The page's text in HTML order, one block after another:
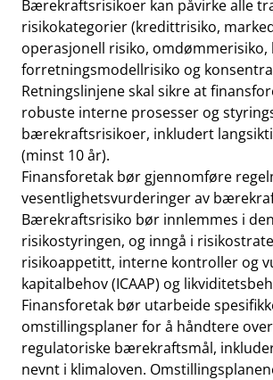
Bærekraftsrisikoer kan påvirke alle
risikokategorier (kredittrisiko,
operasjonell risiko, omdømmerisiko,
forretningsmodellrisiko og
Retningslinjene skal sikre at
robuste interne prosesser og
bærekraftsrisikoer, inkludert
(minst 10 år).
Finansforetak bør gjennomføre
vesentlighetsvurderinger av
Bærekraftsrisiko bør innlemmes i
risikostyringen, og inngå i
risikoappetitt, interne kontroller og
kapitalbehov (ICAAP) og
Finansforetak bør utarbeide
omstillingsplaner for å håndtere
regulatoriske bærekraftsmål,
nevnt i klimaloven.